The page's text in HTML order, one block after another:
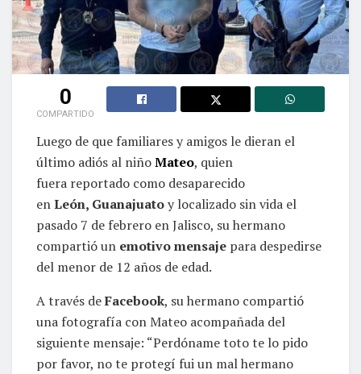
0
COMPARTIDO
Luego de que familiares y amigos le dieran el
último adiós al niñoMateo, quien
fuera reportado como desaparecido
enLeón, Guanajuatoy localizado sin vida el
pasado 7 de febrero en Jalisco, su hermano
compartió un emotivo mensaje para despedirse
del menor de 12 años de edad.
A través deFacebook, su hermano compartió
una fotografía con Mateo acompañada del
siguiente mensaje: “Perdóname toto te lo pido
por favor, no te protegí fui un mal hermano